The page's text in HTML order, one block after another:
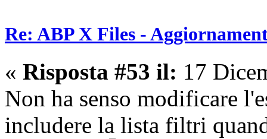
Re: ABP X Files -
« Risposta #53 il: 17
Non ha senso modificare
includere la lista filtri